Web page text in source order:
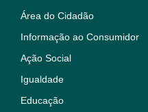
Área do Cidadão
Informação ao Consumidor
Ação Social
Igualdade
Educação